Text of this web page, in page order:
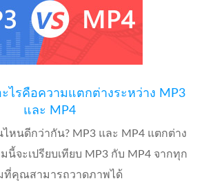
ะไรคือความแตกต่างระหว่าง MP3
และ MP4
ไหนดีกว่ากัน? MP3 และ MP4 แตกต่าง
นี้จะเปรียบเทียบ MP3 กับ MP4 จากทุก
ที่คุณสามารถวาดภาพได้